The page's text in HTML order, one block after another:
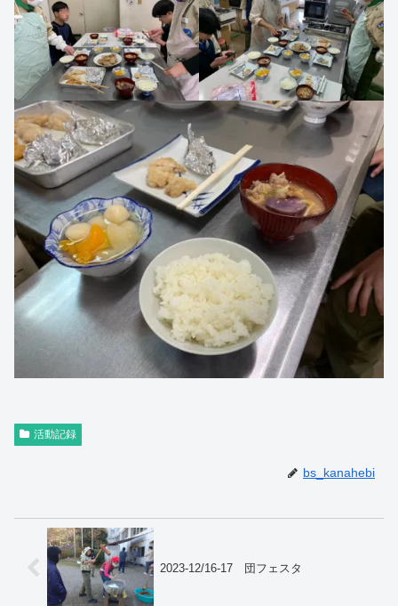
活動記録
bs_kanahebi
2023-12/16-17 団フェスタ